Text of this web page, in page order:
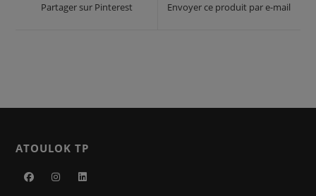
Partager sur Pinterest
new
Envoyer ce produit par e-mail
ATOULOK TP